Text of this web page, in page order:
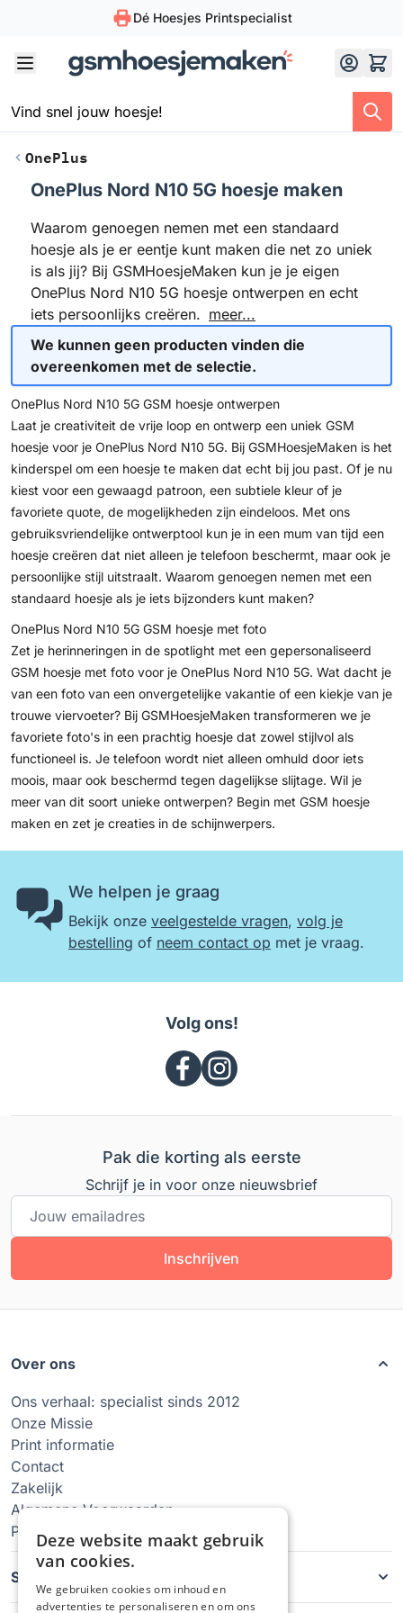
Dé Hoesjes Printspecialist
OnePlus
OnePlus Nord N10 5G hoesje maken
Waarom genoegen nemen met een standaard
hoesje als je er eentje kunt maken die net zo uniek
is als jij? Bij GSMHoesjeMaken kun je je eigen
OnePlus Nord N10 5G hoesje ontwerpen en echt
iets persoonlijks creëren. meer...
We kunnen geen producten vinden die
overeenkomen met de selectie.
OnePlus Nord N10 5G GSM hoesje ontwerpen
Laat je creativiteit de vrije loop en ontwerp een uniek GSM
hoesje voor je OnePlus Nord N10 5G. Bij GSMHoesjeMaken is het
kinderspel om een hoesje te maken dat echt bij jou past. Of je nu
kiest voor een gewaagd patroon, een subtiele kleur of je
favoriete quote, de mogelijkheden zijn eindeloos. Met ons
gebruiksvriendelijke ontwerptool kun je in een mum van tijd een
hoesje creëren dat niet alleen je telefoon beschermt, maar ook je
persoonlijke stijl uitstraalt. Waarom genoegen nemen met een
standaard hoesje als je iets bijzonders kunt maken?
OnePlus Nord N10 5G GSM hoesje met foto
Zet je herinneringen in de spotlight met een gepersonaliseerd
GSM hoesje met foto voor je OnePlus Nord N10 5G. Wat dacht je
van een foto van een onvergetelijke vakantie of een kiekje van je
trouwe viervoeter? Bij GSMHoesjeMaken transformeren we je
favoriete foto's in een prachtig hoesje dat zowel stijlvol als
functioneel is. Je telefoon wordt niet alleen omhuld door iets
moois, maar ook beschermd tegen dagelijkse slijtage. Wil je
meer van dit soort unieke ontwerpen? Begin met GSM hoesje
maken en zet je creaties in de schijnwerpers.
We helpen je graag
Bekijk onze veelgestelde vragen, volg je
bestelling of neem contact op met je vraag.
Volg ons!
Pak die korting als eerste
Schrijf je in voor onze nieuwsbrief
E-mailadres
Inschrijven
Over ons
Ons verhaal: specialist sinds 2012
Onze Missie
Print informatie
Contact
Zakelijk
Algemene Voorwaarden
Privacy Policy
Soorten hoesjes
Deze website maakt gebruik
van cookies.
We gebruiken cookies om inhoud en
advertenties te personaliseren en om ons